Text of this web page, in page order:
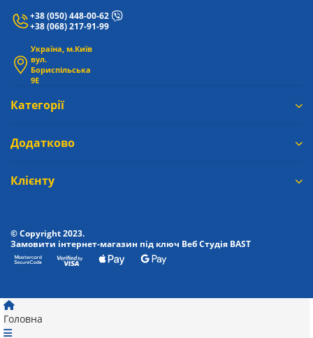
+38 (050) 448-00-62
+38 (068) 217-91-99
Україна, м.Київ
вул.
Бориспільська
9Е
Категорії
Додатково
Клієнту
© Copyright 2023.
Замовити інтернет-магазин під ключ Веб Студія BAST
Головна